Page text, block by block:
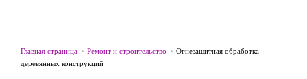
Главная страница Ремонт и строительство
Огнезащитная обработка
деревянных конструкций